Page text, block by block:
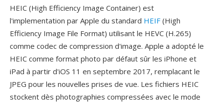
HEIC (High Efficiency Image Container) est
l'implementation par Apple du standard HEIF (High
Efficiency Image File Format) utilisant le HEVC (H.265)
comme codec de compression d'image. Apple a adopté le
HEIC comme format photo par défaut sûr les iPhone et
iPad à partir d'iOS 11 en septembre 2017, remplacant le
JPEG pour les nouvelles prises de vue. Les fichiers HEIC
stockent dès photographies compressées avec le mode